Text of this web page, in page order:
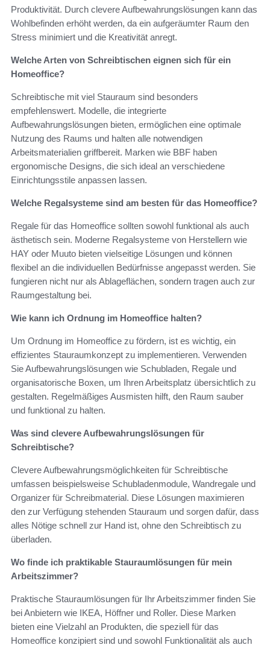
Produktivität. Durch clevere Aufbewahrungslösungen kann das
Wohlbefinden erhöht werden, da ein aufgeräumter Raum den
Stress minimiert und die Kreativität anregt.
Welche Arten von Schreibtischen eignen sich für ein
Homeoffice?
Schreibtische mit viel Stauraum sind besonders
empfehlenswert. Modelle, die integrierte
Aufbewahrungslösungen bieten, ermöglichen eine optimale
Nutzung des Raums und halten alle notwendigen
Arbeitsmaterialien griffbereit. Marken wie BBF haben
ergonomische Designs, die sich ideal an verschiedene
Einrichtungsstile anpassen lassen.
Welche Regalsysteme sind am besten für das Homeoffice?
Regale für das Homeoffice sollten sowohl funktional als auch
ästhetisch sein. Moderne Regalsysteme von Herstellern wie
HAY oder Muuto bieten vielseitige Lösungen und können
flexibel an die individuellen Bedürfnisse angepasst werden. Sie
fungieren nicht nur als Ablageflächen, sondern tragen auch zur
Raumgestaltung bei.
Wie kann ich Ordnung im Homeoffice halten?
Um Ordnung im Homeoffice zu fördern, ist es wichtig, ein
effizientes Stauraumkonzept zu implementieren. Verwenden
Sie Aufbewahrungslösungen wie Schubladen, Regale und
organisatorische Boxen, um Ihren Arbeitsplatz übersichtlich zu
gestalten. Regelmäßiges Ausmisten hilft, den Raum sauber
und funktional zu halten.
Was sind clevere Aufbewahrungslösungen für
Schreibtische?
Clevere Aufbewahrungsmöglichkeiten für Schreibtische
umfassen beispielsweise Schubladenmodule, Wandregale und
Organizer für Schreibmaterial. Diese Lösungen maximieren
den zur Verfügung stehenden Stauraum und sorgen dafür, dass
alles Nötige schnell zur Hand ist, ohne den Schreibtisch zu
überladen.
Wo finde ich praktikable Stauraumlösungen für mein
Arbeitszimmer?
Praktische Stauraumlösungen für Ihr Arbeitszimmer finden Sie
bei Anbietern wie IKEA, Höffner und Roller. Diese Marken
bieten eine Vielzahl an Produkten, die speziell für das
Homeoffice konzipiert sind und sowohl Funktionalität als auch